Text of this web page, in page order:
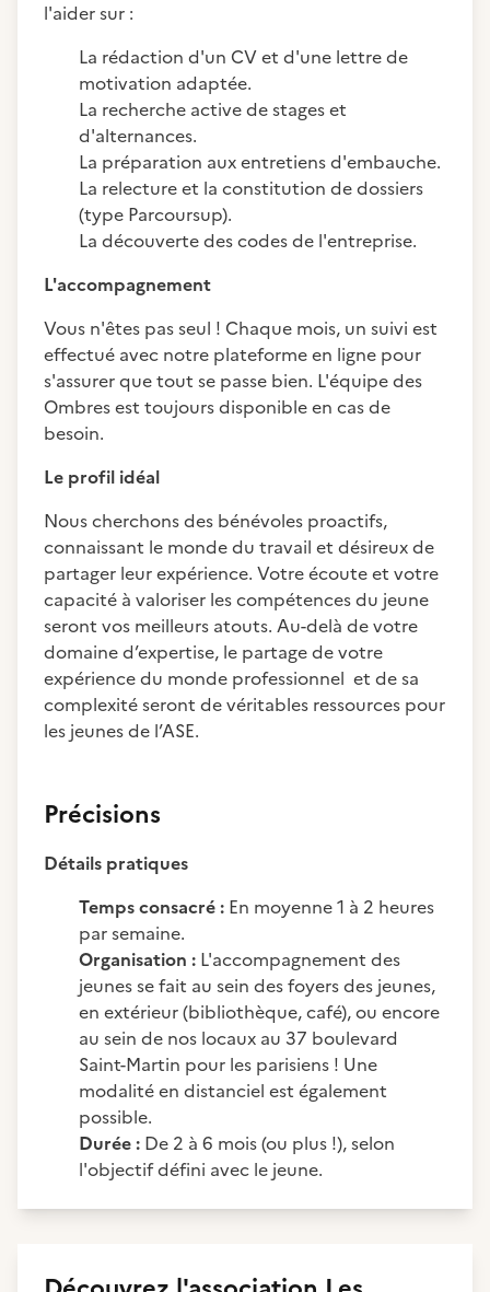
l'aider sur :
La rédaction d'un CV et d'une lettre de
motivation adaptée.
La recherche active de stages et
d'alternances.
La préparation aux entretiens d'embauche.
La relecture et la constitution de dossiers
(type Parcoursup).
La découverte des codes de l'entreprise.
L'accompagnement
Vous n'êtes pas seul ! Chaque mois, un suivi est
effectué avec notre plateforme en ligne pour
s'assurer que tout se passe bien. L'équipe des
Ombres est toujours disponible en cas de
besoin.
Le profil idéal
Nous cherchons des bénévoles proactifs,
connaissant le monde du travail et désireux de
partager leur expérience. Votre écoute et votre
capacité à valoriser les compétences du jeune
seront vos meilleurs atouts. Au-delà de votre
domaine d’expertise, le partage de votre
expérience du monde professionnel et de sa
complexité seront de véritables ressources pour
les jeunes de l’ASE.
Précisions
Détails pratiques
Temps consacré : En moyenne 1 à 2 heures
par semaine.
Organisation : L'accompagnement des
jeunes se fait au sein des foyers des jeunes,
en extérieur (bibliothèque, café), ou encore
au sein de nos locaux au 37 boulevard
Saint-Martin pour les parisiens ! Une
modalité en distanciel est également
possible.
Durée : De 2 à 6 mois (ou plus !), selon
l'objectif défini avec le jeune.